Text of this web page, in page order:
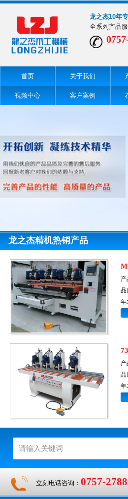
龙之杰10年
全系列产品
首页 关于我们
视频中心 客户案例
龙之杰精机热销产品
产
品
年
产
品
年
立刻电话咨询： 0757-